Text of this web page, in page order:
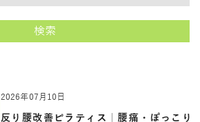
検索
2026年07月10日
反り腰改善ピラティス｜腰痛・ぽっこり